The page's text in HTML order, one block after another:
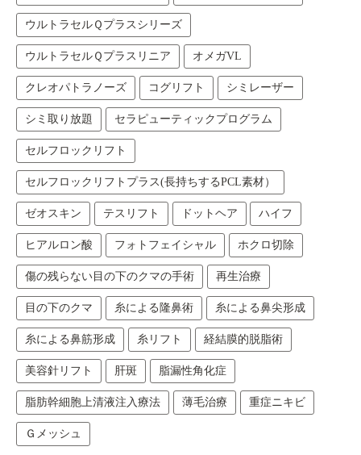
ウルトラセルＱプラスシリーズ
ウルトラセルＱプラスリニア オメガVL
クレオパトラノーズ コグリフト シミレーザー
シミ取り放題 セラピューティックプログラム
セルフロックリフト
セルフロックリフトプラス(長持ちするPCL素材）
ゼオスキン テスリフト ドットヘア ハイフ
ヒアルロン酸 フォトフェイシャル ホクロ切除
傷の残らない目の下のクマの手術 再生治療
目の下のクマ 糸による隆鼻術 糸による鼻尖形成
糸による鼻筋形成 糸リフト 経結膜的脱脂術
美容針リフト 肝斑 脂漏性角化症
脂肪幹細胞上清液注入療法 薄毛治療 重症ニキビ
Ｇメッシュ